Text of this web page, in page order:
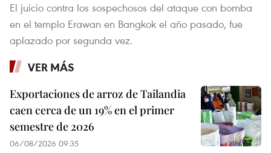
El juicio contra los sospechosos del ataque con bomba
en el templo Erawan en Bangkok el año pasado, fue
aplazado por segunda vez.
VER MÁS
Exportaciones de arroz de Tailandia
caen cerca de un 19% en el primer
semestre de 2026
06/08/2026 09:35